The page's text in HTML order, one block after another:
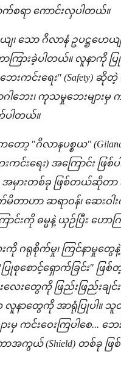
က်စရာ ကောင်းလှပါတယ်။
၊ သော ဂိလာနံ ဥပဋ္ဌဟေ
ားခဲ့ပါတယ်။ လူနာကို ပ
င်းရေး" (Safety) ဆိုတဲ့
ါဘေး၊ ကုသမှုဘေးများမှ
ပါတယ်။
ကတော့ "ဂိလာနပစ္စယ"
င်းရေး) အကြောင်း ဖြစ်
) အရ အမှားတစ်ခု ဖြစ်တ
ာဟာ ဆရာဝန်၊ ဆေးဝါ
းကို ဓမ္မနဲ့ ယှဉ်ပြီး ဟောက
ဂရုစိုက်မှု၊ ကြင်နာမှုတွ
ြုစုစောင့်ရှောက်ခြင်း" ဖြ
တွေကို ဖြည်းဖြည်းချင်
တွေကို အာရုံပြုပါ။ သူတို့
မှ ကင်းဝေးကြပါစေ... ဘ
(Shield) တစ်ခု ဖြစ်သွ